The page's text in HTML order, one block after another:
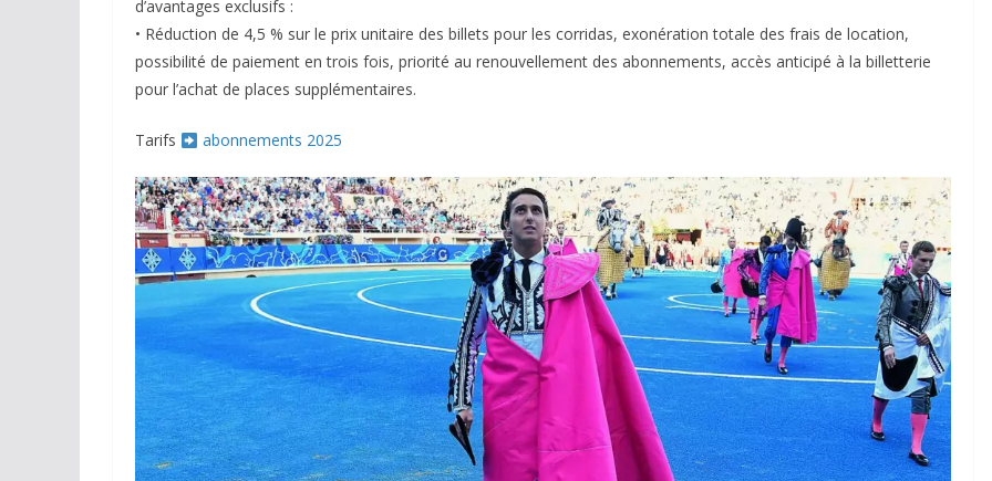
d’avantages exclusifs :
• Réduction de 4,5 % sur le prix unitaire des billets pour les corridas, exonération totale des frais de location,
possibilité de paiement en trois fois, priorité au renouvellement des abonnements, accès anticipé à la billetterie
pour l’achat de places supplémentaires.
Tarifs abonnements 2025